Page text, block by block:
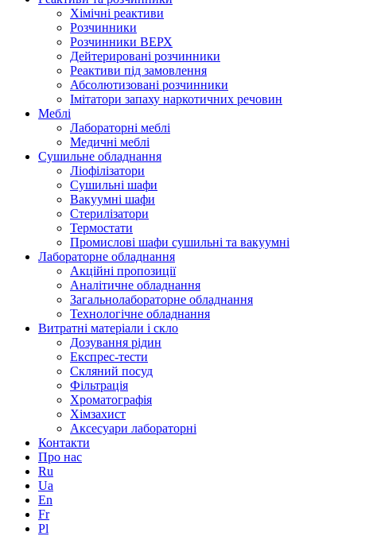
Хімічні реактиви
Розчинники
Розчинники ВЕРХ
Дейтерировані розчинники
Реактиви під замовлення
Абсолютизовані розчинники
Імітатори запаху наркотичних речовин
Меблі
Лабораторні меблі
Медичні меблі
Сушильне обладнання
Ліофілізатори
Сушильні шафи
Вакуумні шафи
Стерилізатори
Термостати
Промислові шафи сушильні та вакуумні
Лабораторне обладнання
Акційні пропозиції
Аналітичне обладнання
Загальнолабораторне обладнання
Технологічне обладнання
Витратні матеріали і скло
Дозування рідин
Експрес-тести
Скляний посуд
Фільтрація
Хроматографія
Хімзахист
Аксесуари лабораторні
Контакти
Про нас
Ru
Ua
En
Fr
Pl